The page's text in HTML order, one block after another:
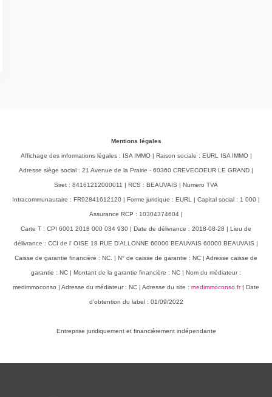
Mentions légales
Affichage des informations légales : ISA IMMO | Raison sociale : EURL ISA IMMO |
Adresse siège social : 21 Avenue de la Prairie - 60360 CREVECOEUR LE GRAND |
Siret : 84161212000011 | RCS : BEAUVAIS | Numero TVA
Intracommunautaire : FR92841612120 | Forme juridique : EURL | Capital social : 1 000 |
Assurance RCP : 10304374604 |
Carte T : CPI 6001 2018 000 034 930 | Date de délivrance : 2018-08-28 | Lieu de
délivrance : CCI de l' OISE 18 RUE D'ALLONNE 60000 BEAUVAIS 60000 BEAUVAIS |
Caisse de garantie financière : NC. | N° de caisse de garantie : NC | Adresse caisse de
garantie : NC | Montant de la garantie financière : NC | Nom du médiateur :
medimmoconso | Adresse du médiateur : NC | Adresse du site : medimmoconso.fr| Date
d'obtention du label : 01/09/2022
Entreprise juridiquement et financièrement indépendante